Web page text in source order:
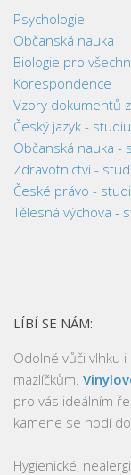
Psychologie
Občanská nauka
Biologie pro
Korespondence
Vzory dokumentů
Český jazyk -
Občanská nauka -
Zdravotnictví -
České právo -
Tělesná výchova -
LÍBÍ SE NÁM:
Odolné vůči vlhku
mazlíčkům.
pro vás ideálním
kamene se hodí
Hygienické,